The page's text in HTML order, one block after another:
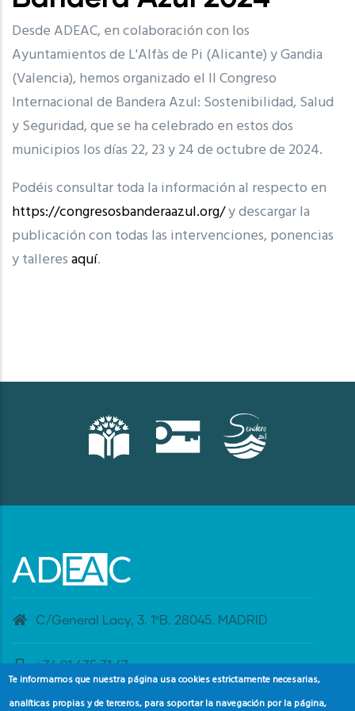
Desde ADEAC, en colaboración con los
Ayuntamientos de L'Alfàs de Pi (Alicante) y Gandia
(Valencia), hemos organizado el II Congreso
Internacional de Bandera Azul: Sostenibilidad, Salud
y Seguridad, que se ha celebrado en estos dos
municipios los días 22, 23 y 24 de octubre de 2024.
Podéis consultar toda la información al respecto en
https://congresosbanderaazul.org/y descargar la
publicación con todas las intervenciones, ponencias
y talleresaquí.
C/General Lacy, 3. 1ºB. 28045. MADRID
+34 91 435 31 47
Te informamos que nuestra página usa cookies estrictamente necesarias,
analíticas propias y de terceros, para soportar la navegación por la página,